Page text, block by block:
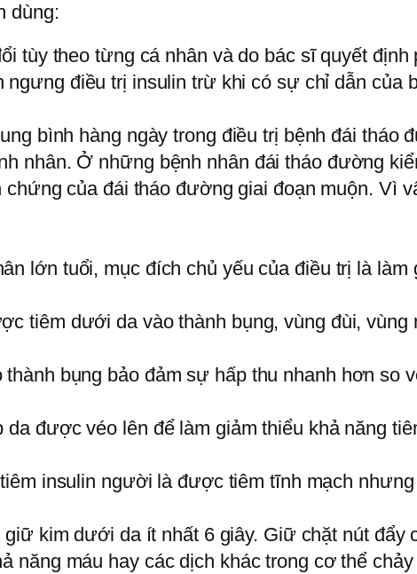
dùng:
tùy theo từng cá nhân và do bác sĩ quyết
ngưng điều trị insulin trừ khi có sự chỉ dẫn của
bình hàng ngày trong điều trị bệnh đái
nhân. Ở những bệnh nhân đái tháo đường
chứng của đái tháo đường giai đoạn muộn. Vì
lớn tuổi, mục đích chủ yếu của điều trị là
tiêm dưới da vào thành bụng, vùng đùi,
bụng bảo đảm sự hấp thu nhanh hơn so
da được véo lên để làm giảm thiểu khả năng
insulin người là được tiêm tĩnh mạch
giữ kim dưới da ít nhất 6 giây. Giữ chặt nút
năng máu hay các dịch khác trong cơ thể